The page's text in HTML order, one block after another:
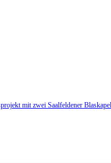
mit zwei Saalfeldener